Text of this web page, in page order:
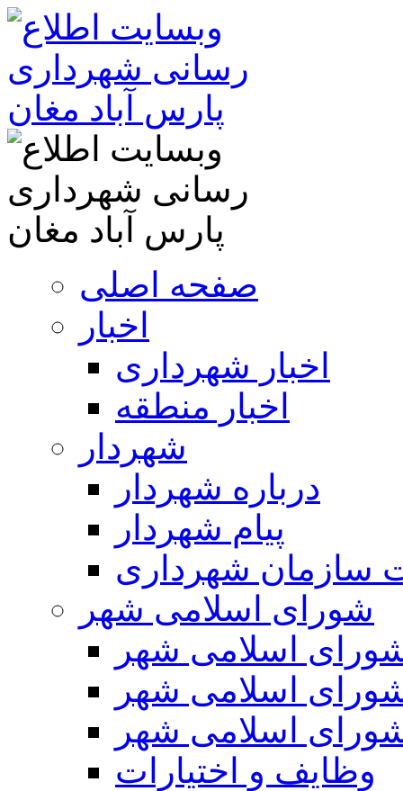
صفحه اصلی
اخبار
اخبار شهرداری
اخبار منطقه
شهردار
درباره شهردار
پیام شهردار
سازمان شهرداری
شورای اسلامی شهر
اسلامی شهر
اسلامی شهر
اسلامی شهر
وظایف و اختیارات